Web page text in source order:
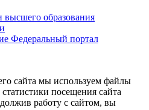
образования
Федеральный портал
сайта мы используем файлы
посещения сайта
работу с сайтом, вы